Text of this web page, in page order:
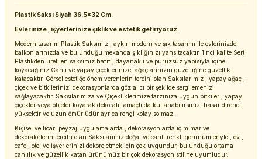
Plastik Saksı Siyah 36.5x32 Cm.
Evlerinize , işyerlerinize şıklık ve estetik getiriyoruz.
Modern tasarım Plastik Saksımız , aykırı modern ve şık tasarımı ile evlerinizde,
balkonlarınızda ve bulunduğu mekanda şıklığınızı yansıtacaktır. 1.nci kalite Sert
Plastikden üretilen saksımız hafif , dayanaklı ve pürüzsüz yapısıyla içine
koyacağınız Canlı ve yapay çiçeklerinize, ağaçlarınızın güzelliğine güzellik
katacaktır. Görsel estetiğe önem verenlerin tercihi olan Saksılarımız , yapay ağaç ,
çiçek ve bitkilerinizi dekorasyonlarda göz alıcı bir şekilde sergilemenizi
sağlayacaktır. Saksılarımıza ve Çiçekliklerimize tarzınıza uygun bitkiler , yapay
çiçekler veya objeler koyarak dekoratif amaçlı da kullanabilirsiniz, hasar direnci
yüksektir ve uzun ömürlüdür ayrıca rengi kolay solmaz.
Kişisel ve ticari peyzaj uygulamalarda , dekorasyonlarda iç mimar ve
dekoratörlerin tercihi olan Saksılarımız doğal ve canlı renkli görünümleriyle , ev ,
cafe , otel ve işyerlerinizi dekore etmek için çok uygundur, bulunduğu ortama
canlılık ve güzellik katan ürünümüz bir çok dekorasyon stiline uyumludur.